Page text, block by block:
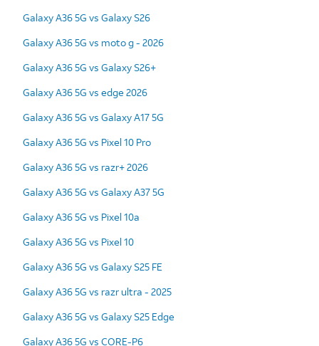
Galaxy A36 5G vs Galaxy S26
Galaxy A36 5G vs moto g - 2026
Galaxy A36 5G vs Galaxy S26+
Galaxy A36 5G vs edge 2026
Galaxy A36 5G vs Galaxy A17 5G
Galaxy A36 5G vs Pixel 10 Pro
Galaxy A36 5G vs razr+ 2026
Galaxy A36 5G vs Galaxy A37 5G
Galaxy A36 5G vs Pixel 10a
Galaxy A36 5G vs Pixel 10
Galaxy A36 5G vs Galaxy S25 FE
Galaxy A36 5G vs razr ultra - 2025
Galaxy A36 5G vs Galaxy S25 Edge
Galaxy A36 5G vs CORE-P6